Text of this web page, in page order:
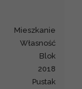
mieszkanie
Własność
blok
2018
pustak